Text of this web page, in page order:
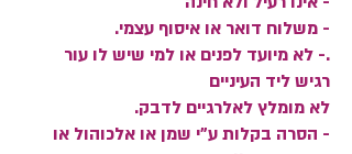
- משלוח דואר או איסוף עצמי.
.- לא מיועד לפנים או למי שיש לו עור
רגיש ליד העיניים
לא מומלץ לאלרגיים לדבק.
- הסרה בקלות ע"י שמן או אלכוהול או